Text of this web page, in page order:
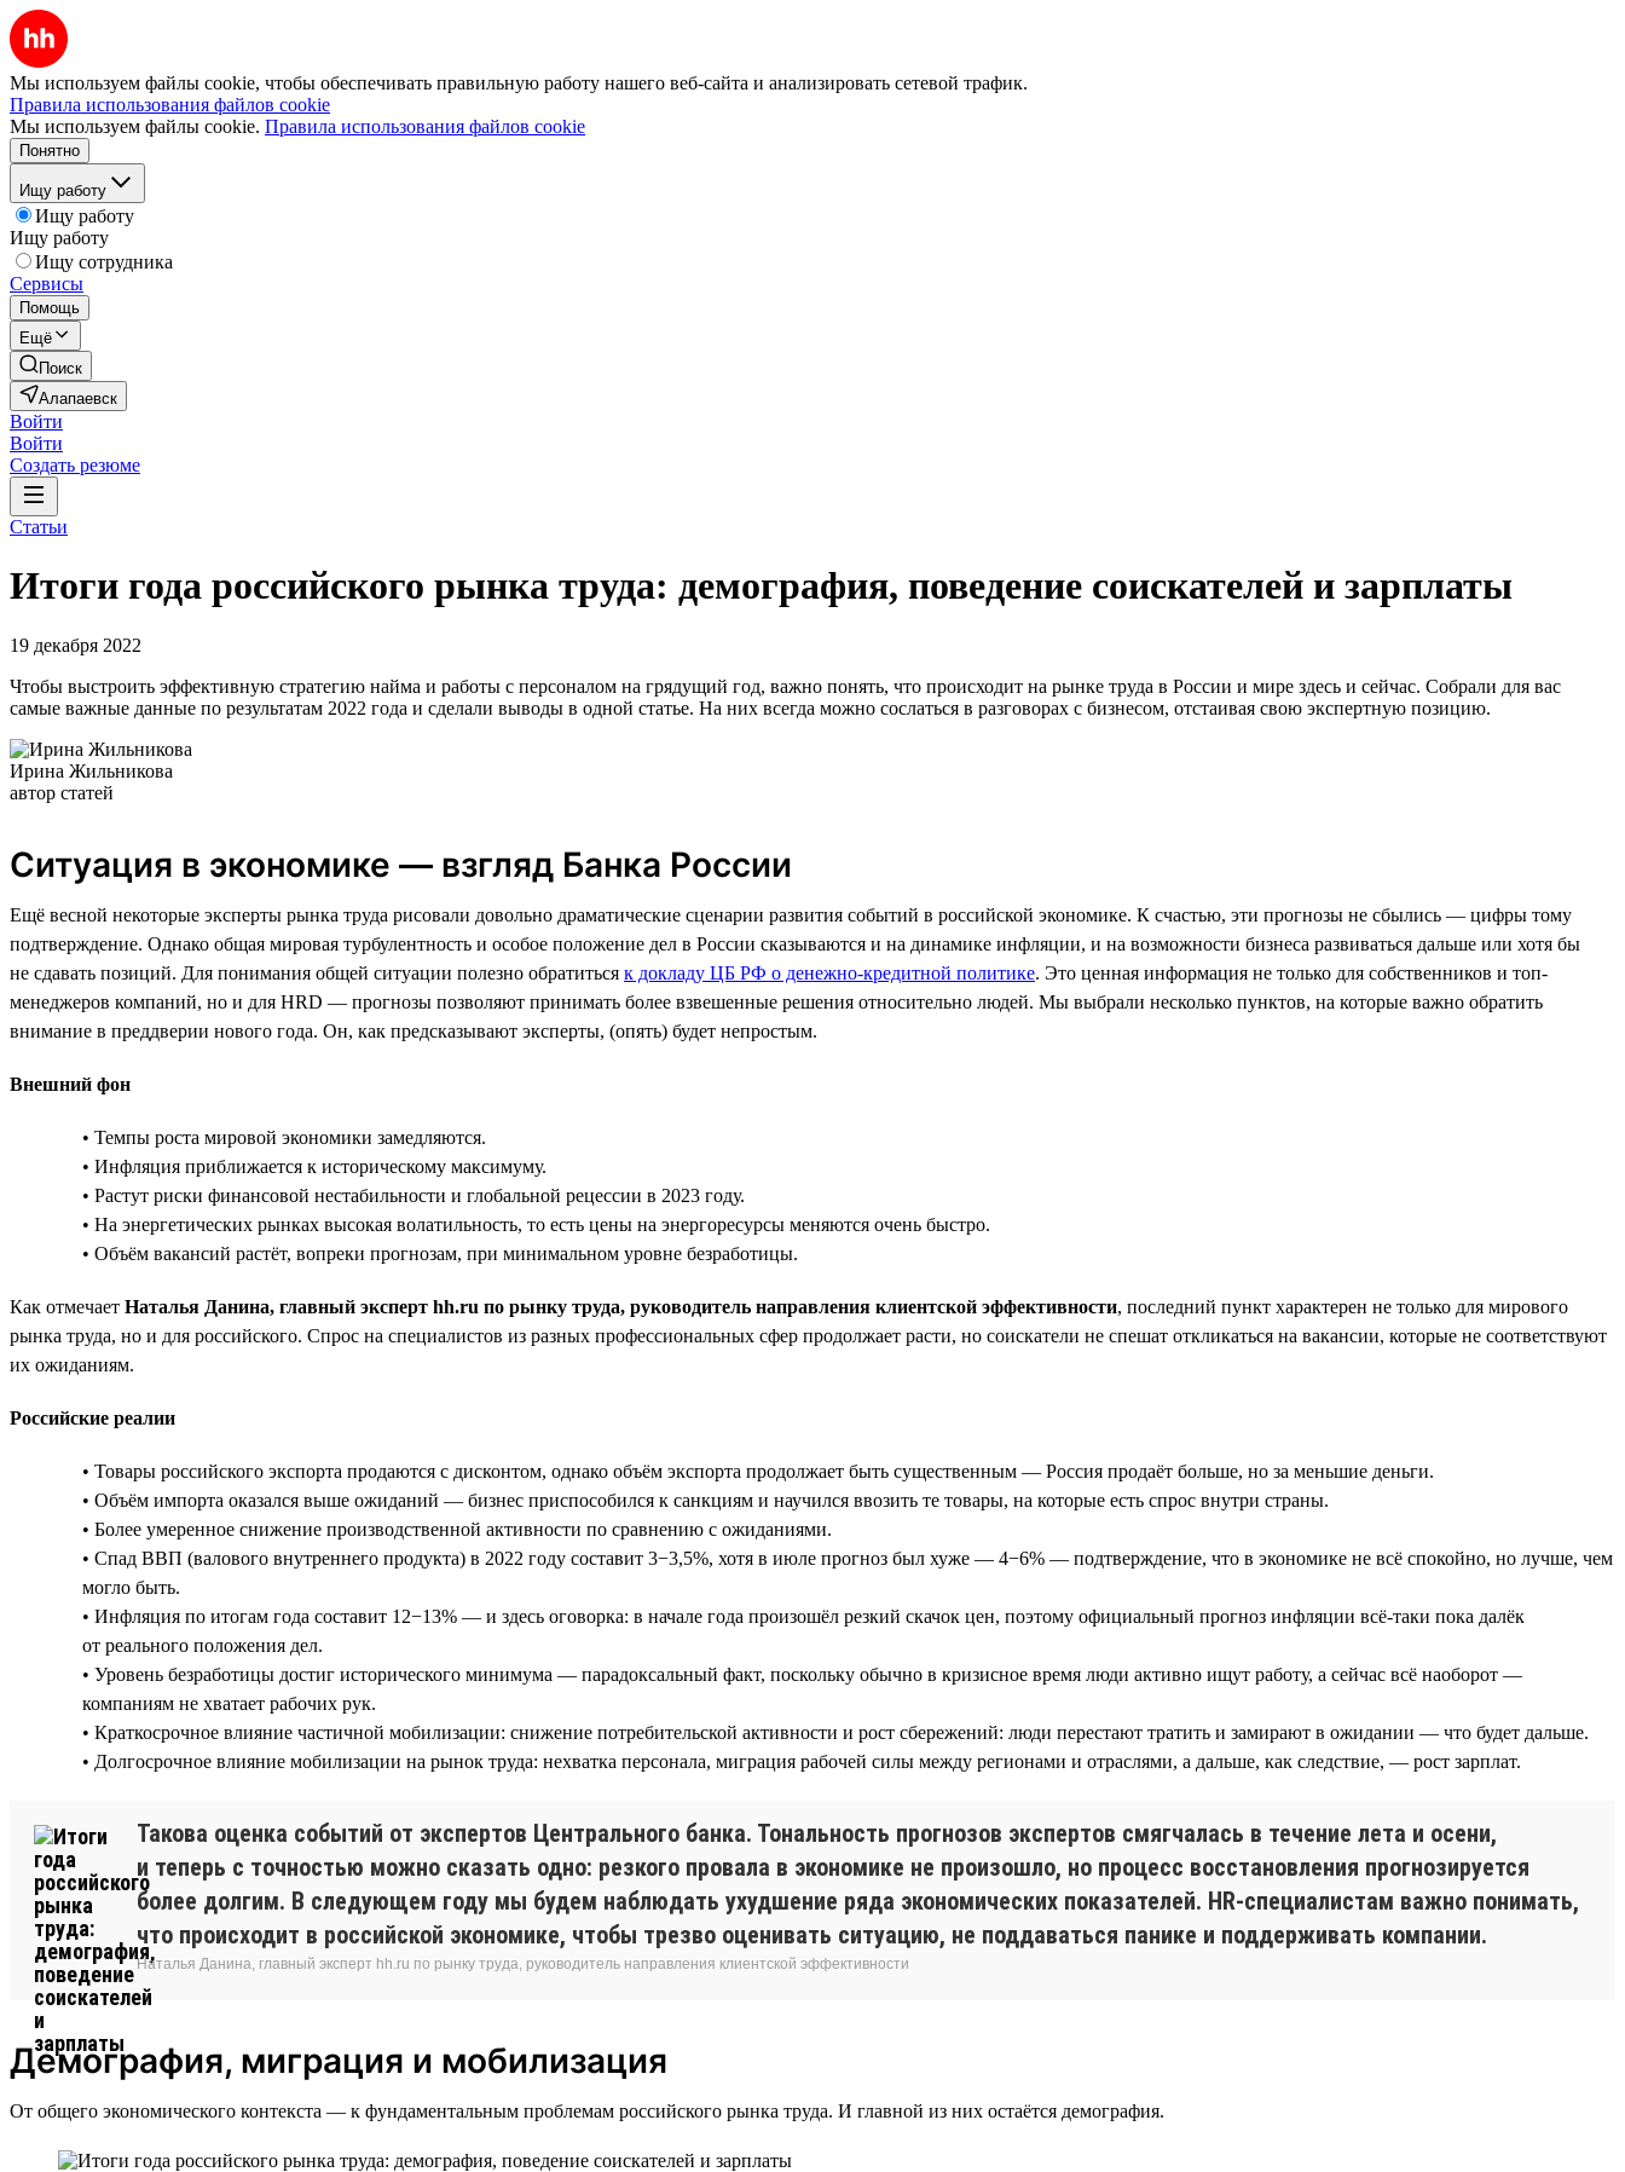
Мы используем файлы cookie, чтобы обеспечивать правильную работу нашего веб-сайта и анализировать сетевой трафик.
Правила использования файлов cookie
Мы используем файлы cookie. Правила использования файлов cookie
Понятно
Ищу работу
Ищу работу
Ищу работу
Ищу сотрудника
Сервисы
Помощь
Ещё
Поиск
Алапаевск
Войти
Войти
Создать резюме
Статьи
Итоги года российского рынка труда: демография, поведение соискателей и зарплаты
19 декабря 2022
Чтобы выстроить эффективную стратегию найма и работы с персоналом на грядущий год, важно понять, что происходит на рынке труда в России и мире здесь и сейчас. Собрали для вас
самые важные данные по результатам 2022 года и сделали выводы в одной статье. На них всегда можно сослаться в разговорах с бизнесом, отстаивая свою экспертную позицию.
Ирина Жильникова
автор статей
Ситуация в экономике — взгляд Банка России
Ещё весной некоторые эксперты рынка труда рисовали довольно драматические сценарии развития событий в российской экономике. К счастью, эти прогнозы не сбылись — цифры тому
подтверждение. Однако общая мировая турбулентность и особое положение дел в России сказываются и на динамике инфляции, и на возможности бизнеса развиваться дальше или хотя бы
не сдавать позиций. Для понимания общей ситуации полезно обратиться к докладу ЦБ РФ о денежно-кредитной политике. Это ценная информация не только для собственников и топ-
менеджеров компаний, но и для HRD — прогнозы позволяют принимать более взвешенные решения относительно людей. Мы выбрали несколько пунктов, на которые важно обратить
внимание в преддверии нового года. Он, как предсказывают эксперты, (опять) будет непростым.
Внешний фон
• Темпы роста мировой экономики замедляются.
• Инфляция приближается к историческому максимуму.
• Растут риски финансовой нестабильности и глобальной рецессии в 2023 году.
• На энергетических рынках высокая волатильность, то есть цены на энергоресурсы меняются очень быстро.
• Объём вакансий растёт, вопреки прогнозам, при минимальном уровне безработицы.
Как отмечает Наталья Данина, главный эксперт hh.ru по рынку труда, руководитель направления клиентской эффективности, последний пункт характерен не только для мирового
рынка труда, но и для российского. Спрос на специалистов из разных профессиональных сфер продолжает расти, но соискатели не спешат откликаться на вакансии, которые не соответствуют
их ожиданиям.
Российские реалии
• Товары российского экспорта продаются с дисконтом, однако объём экспорта продолжает быть существенным — Россия продаёт больше, но за меньшие деньги.
• Объём импорта оказался выше ожиданий — бизнес приспособился к санкциям и научился ввозить те товары, на которые есть спрос внутри страны.
• Более умеренное снижение производственной активности по сравнению с ожиданиями.
• Спад ВВП (валового внутреннего продукта) в 2022 году составит 3−3,5%, хотя в июле прогноз был хуже — 4−6% — подтверждение, что в экономике не всё спокойно, но лучше, чем
могло быть.
• Инфляция по итогам года составит 12−13% — и здесь оговорка: в начале года произошёл резкий скачок цен, поэтому официальный прогноз инфляции всё-таки пока далёк
от реального положения дел.
• Уровень безработицы достиг исторического минимума — парадоксальный факт, поскольку обычно в кризисное время люди активно ищут работу, а сейчас всё наоборот —
компаниям не хватает рабочих рук.
• Краткосрочное влияние частичной мобилизации: снижение потребительской активности и рост сбережений: люди перестают тратить и замирают в ожидании — что будет дальше.
• Долгосрочное влияние мобилизации на рынок труда: нехватка персонала, миграция рабочей силы между регионами и отраслями, а дальше, как следствие, — рост зарплат.
Такова оценка событий от экспертов Центрального банка. Тональность прогнозов экспертов смягчалась в течение лета и осени,
и теперь с точностью можно сказать одно: резкого провала в экономике не произошло, но процесс восстановления прогнозируется
более долгим. В следующем году мы будем наблюдать ухудшение ряда экономических показателей. HR-специалистам важно понимать,
что происходит в российской экономике, чтобы трезво оценивать ситуацию, не поддаваться панике и поддерживать компании.
Наталья Данина, главный эксперт hh.ru по рынку труда, руководитель направления клиентской эффективности
Демография, миграция и мобилизация
От общего экономического контекста — к фундаментальным проблемам российского рынка труда. И главной из них остаётся демография.